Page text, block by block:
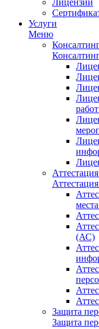
Лицензии
Услуги
Меню
(АС)
Защита
Защита